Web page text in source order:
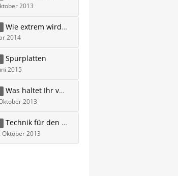
2013
Wie extrem wird das denn? BMW M Performance Kit für den M235i F22
2014
Spurplatten
2015
Was haltet Ihr von der Optik des F22 M235i im Vergleich zum "alten" 1er QP E82 und zum M135i F21?
2013
Technik für den 2er F22 &F23: Aus dem 1er oder ggf. auch aus dem neuen 4er
Oktober 2013